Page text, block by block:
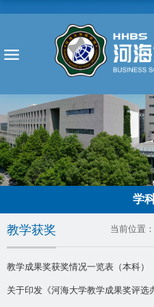
学
当前位置：
教学获奖
教学成果奖获奖情况一览表（本科）
关于印发《河海大学教学成果奖评选